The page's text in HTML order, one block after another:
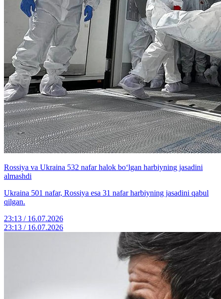
Rossiya va Ukraina 532 nafar halok bo‘lgan harbiyning jasadini
almashdi
Ukraina 501 nafar, Rossiya esa 31 nafar harbiyning jasadini qabul
qilgan.
23:13 / 16.07.2026
23:13 / 16.07.2026